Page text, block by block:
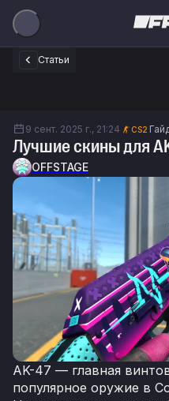
Статьи
9 сент. 2025 г., 21:24 CS2
Лучшие скины для
OFFSTAGE
AK-47 — главная
популярное оружие в